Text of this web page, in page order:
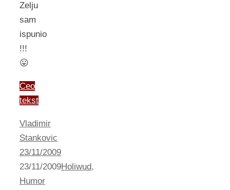
Zelju
sam
ispunio
!!!
😛
Ceo
tekst
Vladimir
Stankovic
23/11/2009
23/11/2009Holiwud,
Humor